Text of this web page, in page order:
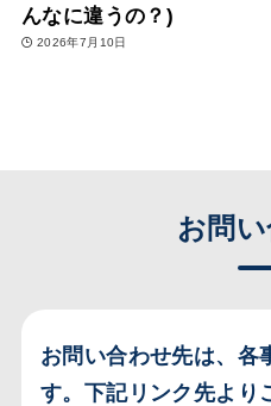
んなに違うの？)
2026年7月10日
お問
お問い合わせ先は、各
す。 下記リンク先より